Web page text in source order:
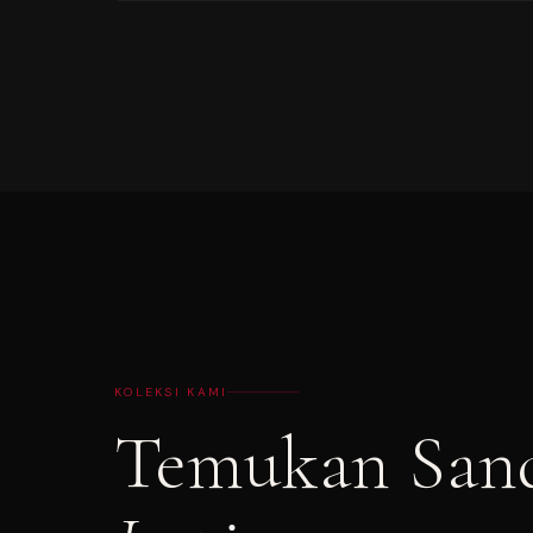
KOLEKSI KAMI
Temukan